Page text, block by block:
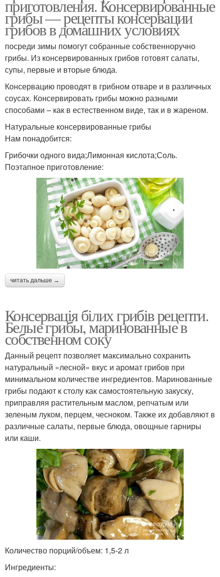
приготовления. Консервированные
грибы — рецепты консервации
грибов в домашних условиях
посреди зимы помогут собранные собственноручно
грибы. Из консервированных грибов готовят салаты,
супы, первые и вторые блюда.
Консервацию проводят в грибном отваре и в различных
соусах. Консервировать грибы можно разными
способами – как в естественном виде, так и в жареном.
Натуральные консервированные грибы
Нам понадобится:
Грибочки одного вида;Лимонная кислота;Соль.
Поэтапное приготовление:
читать дальше →
Консервація білих грибів рецепти.
Белые грибы, маринованные в
собственном соку
Данный рецепт позволяет максимально сохранить
натуральный «лесной» вкус и аромат грибов при
минимальном количестве ингредиентов. Маринованные
грибы подают к столу как самостоятельную закуску,
приправляя растительным маслом, репчатым или
зеленым луком, перцем, чесноком. Также их добавляют в
различные салаты, первые блюда, овощные гарниры
или каши.
Количество порций/объем: 1,5-2 л
Ингредиенты: